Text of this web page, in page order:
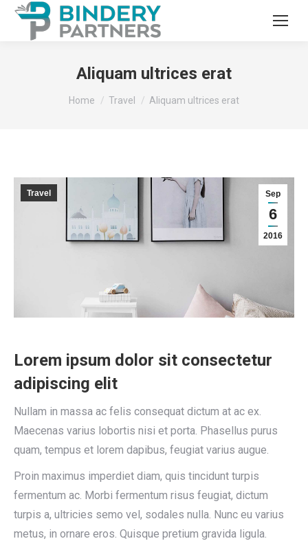
Aliquam ultrices erat
You are here:
Home Travel Aliquam ultrices erat
Sep
6
2016
Travel
Lorem ipsum dolor sit consectetur
adipiscing elit
Nullam in massa ac felis consequat dictum at ac ex.
Maecenas varius lobortis nisi et porta. Phasellus purus
quam, tempus et lorem dapibus, feugiat varius augue.
Proin maximus imperdiet diam, quis tincidunt turpis
fermentum ac. Morbi fermentum risus feugiat, dictum
turpis a, ultricies semo vel, sodales nulla. Nunc eu varius
metus, in ornare eros. Quisque pretium gravida ligula.